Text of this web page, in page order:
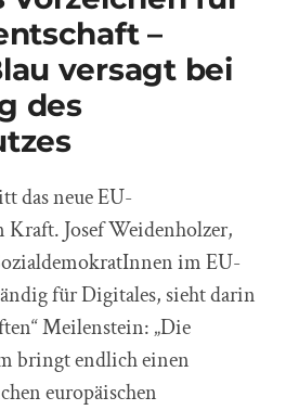
–
versagt bei
des
das neue EU-
Kraft. Josef Weidenholzer,
im EU-
für Digitales, sieht darin
Meilenstein: „Die
bringt endlich einen
europäischen